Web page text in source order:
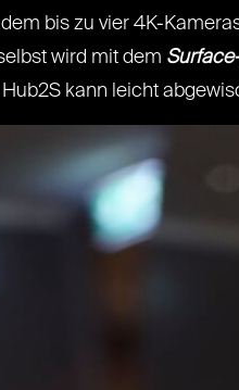
bis zu vier 4K-
wird mit dem
kann leicht